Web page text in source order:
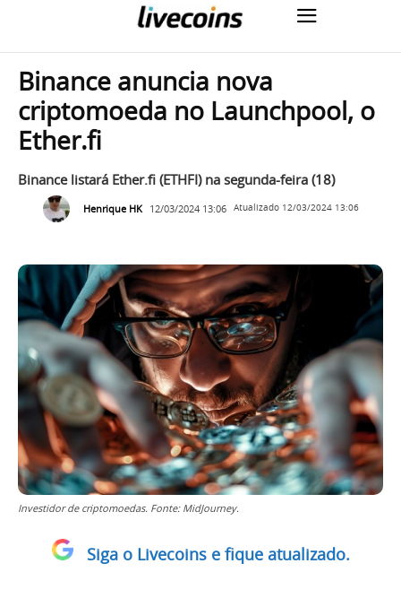
Binance anuncia nova
criptomoeda no Launchpool, o
Ether.fi
Binance listará Ether.fi (ETHFI) na segunda-feira (18)
Henrique HK 12/03/2024 13:06 Atualizado 12/03/2024 13:06
Investidor de criptomoedas. Fonte: MidJourney.
Siga o Livecoins e fique atualizado.